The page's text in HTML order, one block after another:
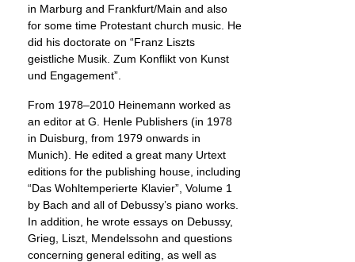
in Marburg and Frankfurt/Main and also
for some time Protestant church music. He
did his doctorate on “Franz Liszts
geistliche Musik. Zum Konflikt von Kunst
und Engagement”.
From 1978–2010 Heinemann worked as
an editor at G. Henle Publishers (in 1978
in Duisburg, from 1979 onwards in
Munich). He edited a great many Urtext
editions for the publishing house, including
“Das Wohltemperierte Klavier”, Volume 1
by Bach and all of Debussy’s piano works.
In addition, he wrote essays on Debussy,
Grieg, Liszt, Mendelssohn and questions
concerning general editing, as well as